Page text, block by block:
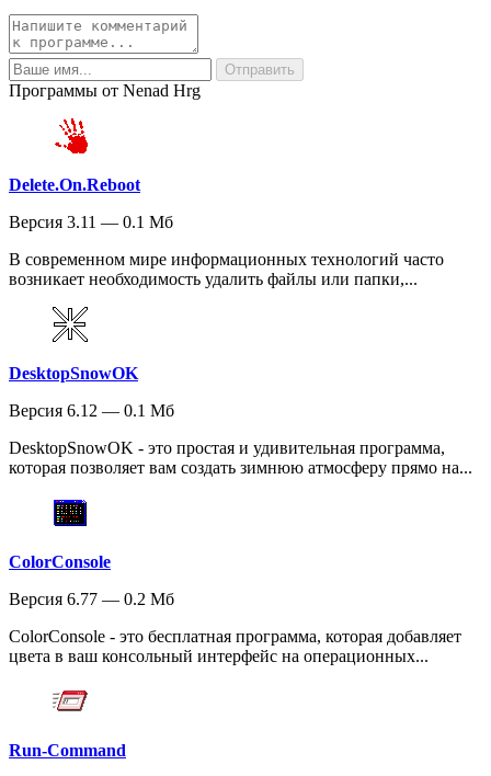
Программы от Nenad Hrg
Delete.On.Reboot
Версия 3.11 — 0.1 Мб
В современном мире информационных технологий часто
возникает необходимость удалить файлы или папки,...
DesktopSnowOK
Версия 6.12 — 0.1 Мб
DesktopSnowOK - это простая и удивительная программа,
которая позволяет вам создать зимнюю атмосферу прямо на...
ColorConsole
Версия 6.77 — 0.2 Мб
ColorConsole - это бесплатная программа, которая добавляет
цвета в ваш консольный интерфейс на операционных...
Run-Command